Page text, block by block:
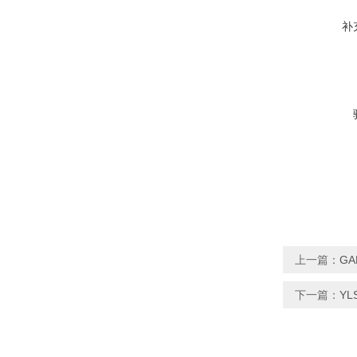
补
上一篇：
下一篇：